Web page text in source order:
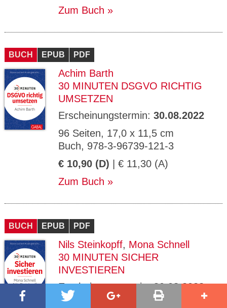
Zum Buch
BUCH EPUB PDF
Achim Barth
30 MINUTEN DSGVO RICHTIG
UMSETZEN
Erscheinungstermin: 30.08.2022
96 Seiten, 17,0 x 11,5 cm
Buch, 978-3-96739-121-3
€ 10,90 (D) | € 11,30 (A)
Zum Buch
BUCH EPUB PDF
Nils Steinkopff, Mona Schnell
30 MINUTEN SICHER
INVESTIEREN
Erscheinungstermin:30.08.2022
96 Seiten, 17,0 x 11,5 cm